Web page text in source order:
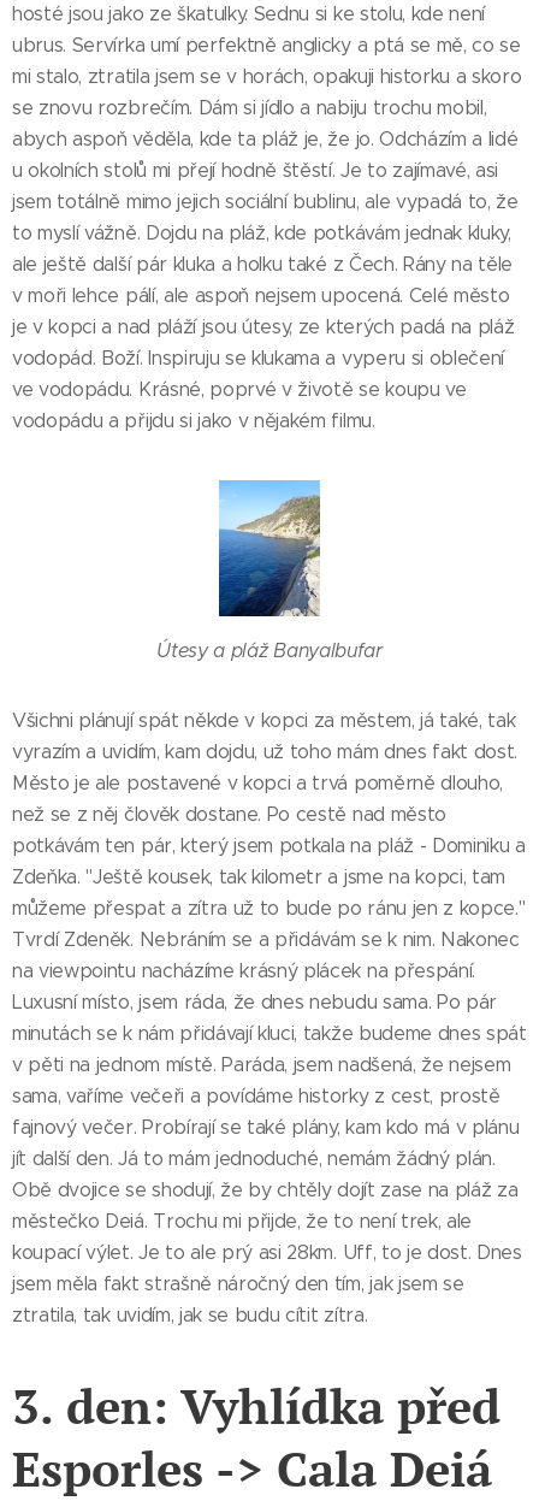
hosté jsou jako ze škatulky. Sednu si ke stolu, kde není
ubrus. Servírka umí perfektně anglicky a ptá se mě, co se
mi stalo, ztratila jsem se v horách, opakuji historku a skoro
se znovu rozbrečím. Dám si jídlo a nabiju trochu mobil,
abych aspoň věděla, kde ta pláž je, že jo. Odcházím a lidé
u okolních stolů mi přejí hodně štěstí. Je to zajímavé, asi
jsem totálně mimo jejich sociální bublinu, ale vypadá to, že
to myslí vážně. Dojdu na pláž, kde potkávám jednak kluky,
ale ještě další pár kluka a holku také z Čech. Rány na těle
v moři lehce pálí, ale aspoň nejsem upocená. Celé město
je v kopci a nad pláží jsou útesy, ze kterých padá na pláž
vodopád. Boží. Inspiruju se klukama a vyperu si oblečení
ve vodopádu. Krásné, poprvé v životě se koupu ve
vodopádu a přijdu si jako v nějakém filmu.
Útesy a pláž Banyalbufar
Všichni plánují spát někde v kopci za městem, já také, tak
vyrazím a uvidím, kam dojdu, už toho mám dnes fakt dost.
Město je ale postavené v kopci a trvá poměrně dlouho,
než se z něj člověk dostane. Po cestě nad město
potkávám ten pár, který jsem potkala na pláž - Dominiku a
Zdeňka. "Ještě kousek, tak kilometr a jsme na kopci, tam
můžeme přespat a zítra už to bude po ránu jen z kopce."
Tvrdí Zdeněk. Nebráním se a přidávám se k nim. Nakonec
na viewpointu nacházíme krásný plácek na přespání.
Luxusní místo, jsem ráda, že dnes nebudu sama. Po pár
minutách se k nám přidávají kluci, takže budeme dnes spát
v pěti na jednom místě. Paráda, jsem nadšená, že nejsem
sama, vaříme večeři a povídáme historky z cest, prostě
fajnový večer. Probírají se také plány, kam kdo má v plánu
jít další den. Já to mám jednoduché, nemám žádný plán.
Obě dvojice se shodují, že by chtěly dojít zase na pláž za
městečko Deiá. Trochu mi přijde, že to není trek, ale
koupací výlet. Je to ale prý asi 28km. Uff, to je dost. Dnes
jsem měla fakt strašně náročný den tím, jak jsem se
ztratila, tak uvidím, jak se budu cítit zítra.
3. den: Vyhlídka před
Esporles -> Cala Deiá